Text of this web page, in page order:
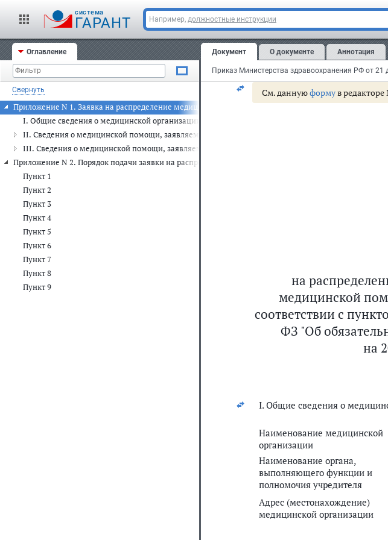
cистема
ГАРАНТ Например, должностные инструкции
Оглавление
Свернуть
Приложение N 1. Заявка на распределение медицинской организации объемов предоставления
I. Общие сведения о медицинской организации
II. Сведения о медицинской помощи, заявляемой к оказанию
III. Сведения о медицинской помощи, заявляемой к оказанию по адресам оказания медицинской
Приложение N 2. Порядок подачи заявки на распределение медицинской организации объемов
Пункт 1
Пункт 2
Пункт 3
Пункт 4
Пункт 5
Пункт 6
Пункт 7
Пункт 8
Пункт 9
Документ О документе Аннотация
Зарегистрировано в Минюсте
Регистрационный N 61812
См. даннуюформув редакторе
на
медицинской
соответствии с
ФЗ "Об
на
I. Общие сведения о
Наименование медицинской
организации
Наименование органа,
выполняющего функции и
полномочия учредителя
Адрес (местонахождение)
медицинской организации